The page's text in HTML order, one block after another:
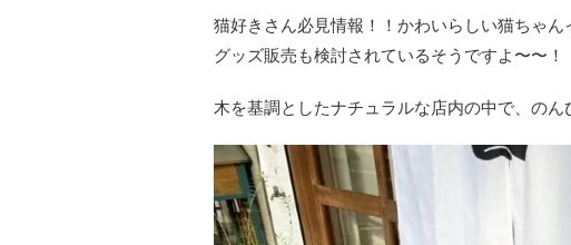
猫好きさん必見情報！！かわいらしい猫ちゃん
グッズ販売も検討されているそうですよ〜〜！
木を基調としたナチュラルな店内の中で、の